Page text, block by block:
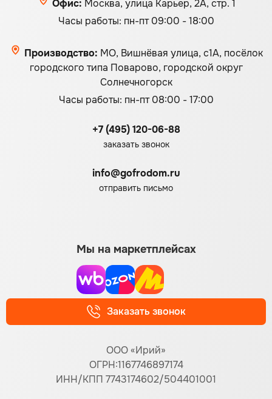
Офис: Москва, улица Карьер, 2А, стр. 1
Часы работы: пн-пт 09:00 - 18:00
Производство: МО, Вишнёвая улица, с1А, посёлок
городского типа Поварово, городской округ
Солнечногорск
Часы работы: пн-пт 08:00 - 17:00
+7 (495) 120-06-88
заказать звонок
info@gofrodom.ru
отправить письмо
ООО «Ирий»
ОГРН:1167746897174
ИНН/КПП 7743174602/504401001
Заказать звонок
Мы на маркетплейсах